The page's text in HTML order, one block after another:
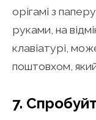
орігамі з
руками, на
клавіатурі,
поштовхом,
7.